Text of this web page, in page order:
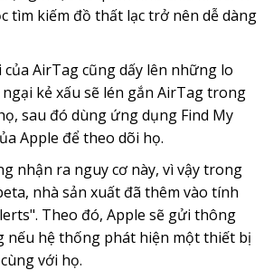
tìm kiếm đồ thất lạc trở nên dễ dàng
AirTag cũng dấy lên những lo
kẻ xấu sẽ lén gắn AirTag trong
sau đó dùng ứng dụng Find My
Apple để theo dõi họ.
nhận ra nguy cơ này, vì vậy trong
nhà sản xuất đã thêm vào tính
Theo đó, Apple sẽ gửi thông
nếu hệ thống phát hiện một thiết bị
với họ.